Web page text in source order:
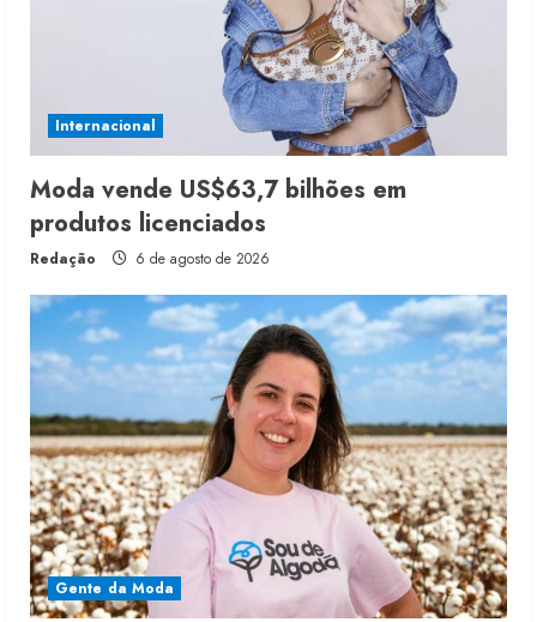
Internacional
Moda vende US$63,7 bilhões em
produtos licenciados
Redação 6 de agosto de 2026
Gente da Moda